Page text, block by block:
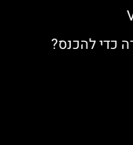
כדי להכנס?